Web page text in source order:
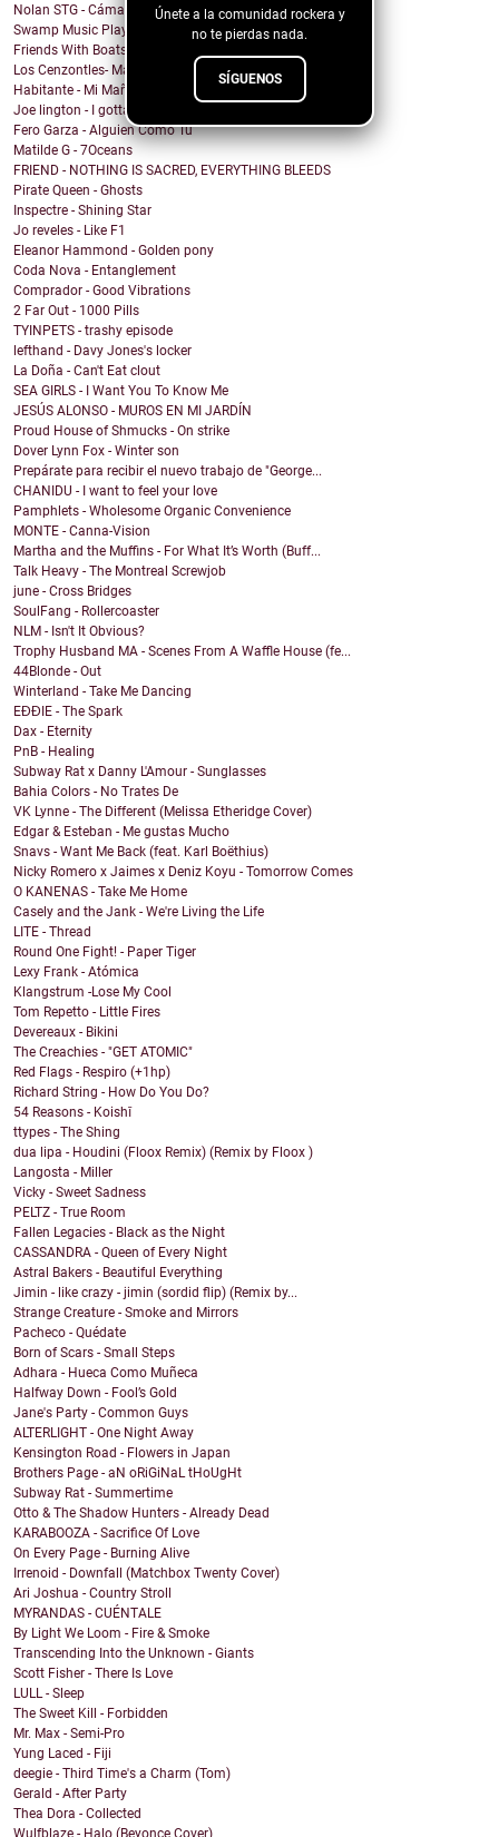
Únete a la comunidad rockera y
no te pierdas nada.
SÍGUENOS
Nolan STG - Cámara Lenta
Swamp Music Players - Free Color TV
Friends With Boats - The Point
Los Cenzontles- Matanga
Habitante - Mi Mañana
Joe lington - I gotta be with you
Fero Garza - Alguien Como Tú
Matilde G - 7Oceans
FRIEND - NOTHING IS SACRED, EVERYTHING BLEEDS
Pirate Queen - Ghosts
Inspectre - Shining Star
Jo reveles - Like F1
Eleanor Hammond - Golden pony
Coda Nova - Entanglement
Comprador - Good Vibrations
2 Far Out - 1000 Pills
TYINPETS - trashy episode
lefthand - Davy Jones's locker
La Doña - Can't Eat clout
SEA GIRLS - I Want You To Know Me
JESÚS ALONSO - MUROS EN MI JARDÍN
Proud House of Shmucks - On strike
Dover Lynn Fox - Winter son
Prepárate para recibir el nuevo trabajo de "George...
CHANIDU - I want to feel your love
Pamphlets - Wholesome Organic Convenience
MONTE - Canna-Vision
Martha and the Muffins - For What It’s Worth (Buff...
Talk Heavy - The Montreal Screwjob
june - Cross Bridges
SoulFang - Rollercoaster
NLM - Isn't It Obvious?
Trophy Husband MA - Scenes From A Waffle House (fe...
44Blonde - Out
Winterland - Take Me Dancing
EĐĐIE - The Spark
Dax - Eternity
PnB - Healing
Subway Rat x Danny L'Amour - Sunglasses
Bahia Colors - No Trates De
VK Lynne - The Different (Melissa Etheridge Cover)
Edgar & Esteban - Me gustas Mucho
Snavs - Want Me Back (feat. Karl Boëthius)
Nicky Romero x Jaimes x Deniz Koyu - Tomorrow Comes
O KANENAS - Take Me Home
Casely and the Jank - We're Living the Life
LITE - Thread
Round One Fight! - Paper Tiger
Lexy Frank - Atómica
Klangstrum -Lose My Cool
Tom Repetto - Little Fires
Devereaux - Bikini
The Creachies - "GET ATOMIC"
Red Flags - Respiro (+1hp)
Richard String - How Do You Do?
54 Reasons - Koishī
ttypes - The Shing
dua lipa - Houdini (Floox Remix) (Remix by Floox )
Langosta - Miller
Vicky - Sweet Sadness
PELTZ - True Room
Fallen Legacies - Black as the Night
CASSANDRA - Queen of Every Night
Astral Bakers - Beautiful Everything
Jimin - like crazy - jimin (sordid flip) (Remix by...
Strange Creature - Smoke and Mirrors
Pacheco - Quédate
Born of Scars - Small Steps
Adhara - Hueca Como Muñeca
Halfway Down - Fool’s Gold
Jane's Party - Common Guys
ALTERLIGHT - One Night Away
Kensington Road - Flowers in Japan
Brothers Page - aN oRiGiNaL tHoUgHt
Subway Rat - Summertime
Otto & The Shadow Hunters - Already Dead
KARABOOZA - Sacrifice Of Love
On Every Page - Burning Alive
Irrenoid - Downfall (Matchbox Twenty Cover)
Ari Joshua - Country Stroll
MYRANDAS - CUÉNTALE
By Light We Loom - Fire & Smoke
Transcending Into the Unknown - Giants
Scott Fisher - There Is Love
LULL - Sleep
The Sweet Kill - Forbidden
Mr. Max - Semi-Pro
Yung Laced - Fiji
deegie - Third Time's a Charm (Tom)
Gerald - After Party
Thea Dora - Collected
Wulfblaze - Halo (Beyonce Cover)